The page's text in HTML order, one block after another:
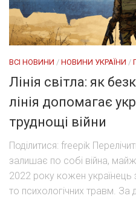
ВСІ НОВИНИ / НОВИНИ УКРАЇНИ /
Лінія світла: як
лінія допомагає
труднощі війни
Поділитися: freepik
залишає по собі війна,
2022 року кожен українець
то психологічних травм. За